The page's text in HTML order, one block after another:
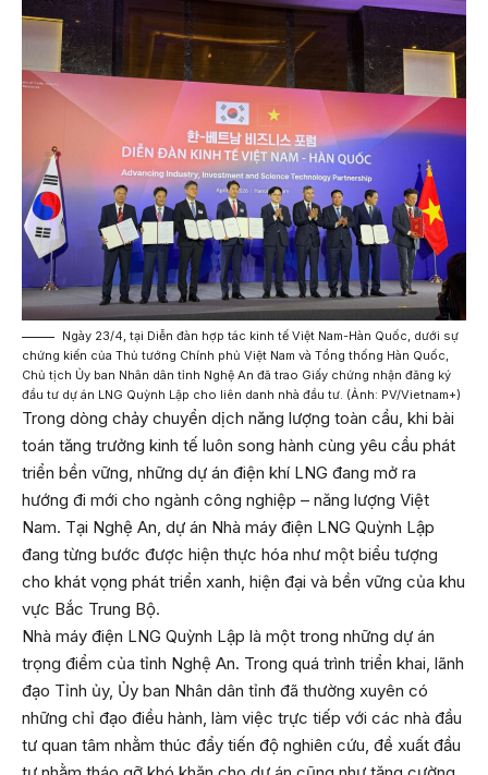
Ngày 23/4, tại Diễn đàn hợp tác kinh tế Việt Nam-Hàn Quốc, dưới sự
chứng kiến của Thủ tướng Chính phủ Việt Nam và Tổng thống Hàn Quốc,
Chủ tịch Ủy ban Nhân dân tỉnh Nghệ An đã trao Giấy chứng nhận đăng ký
đầu tư dự án LNG Quỳnh Lập cho liên danh nhà đầu tư. (Ảnh: PV/Vietnam+)
Trong dòng chảy chuyển dịch năng lượng toàn cầu, khi bài
toán tăng trưởng kinh tế luôn song hành cùng yêu cầu phát
triển bền vững, những dự án điện khí LNG đang mở ra
hướng đi mới cho ngành công nghiệp – năng lượng Việt
Nam. Tại Nghệ An, dự án Nhà máy điện LNG Quỳnh Lập
đang từng bước được hiện thực hóa như một biểu tượng
cho khát vọng phát triển xanh, hiện đại và bền vững của khu
vực Bắc Trung Bộ.
Nhà máy điện LNG Quỳnh Lập là một trong những dự án
trọng điểm của tỉnh Nghệ An. Trong quá trình triển khai, lãnh
đạo Tỉnh ủy, Ủy ban Nhân dân tỉnh đã thường xuyên có
những chỉ đạo điều hành, làm việc trực tiếp với các nhà đầu
tư quan tâm nhằm thúc đẩy tiến độ nghiên cứu, đề xuất đầu